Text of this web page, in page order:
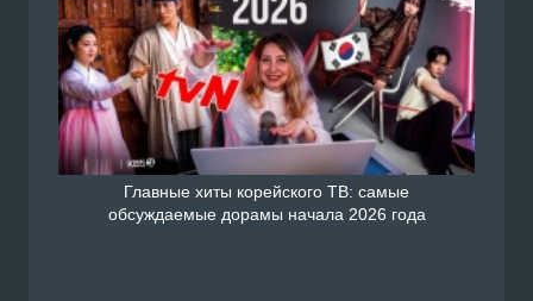
Главные хиты корейского ТВ: самые
обсуждаемые дорамы начала 2026 года